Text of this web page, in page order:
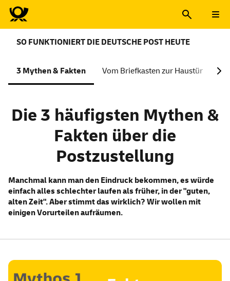
SO FUNKTIONIERT DIE DEUTSCHE POST HEUTE
3 Mythen & Fakten Vom Briefkasten zur Haustür
Die 3 häufigsten Mythen &
Fakten über die
Postzustellung
Manchmal kann man den Eindruck bekommen, es würde
einfach alles schlechter laufen als früher, in der "guten,
alten Zeit". Aber stimmt das wirklich? Wir wollen mit
einigen Vorurteilen aufräumen.